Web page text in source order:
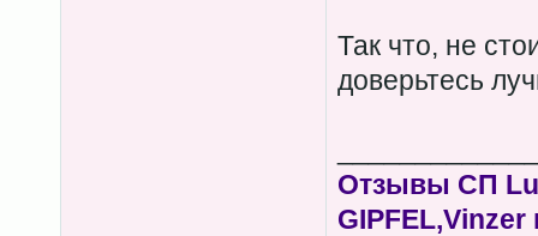
Так что, не
доверьтесь
Отзывы СП
GIPFEL,Vinzer